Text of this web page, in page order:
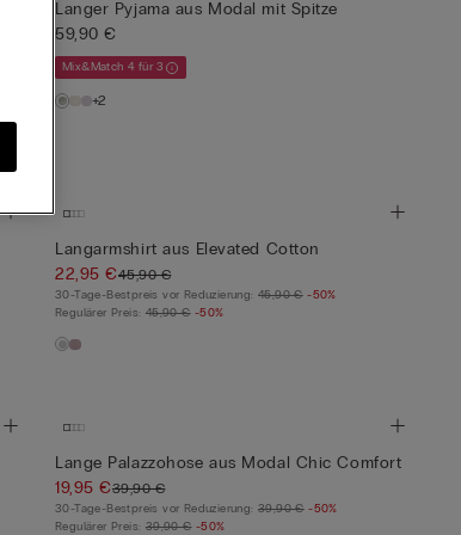
Langer Pyjama aus Modal mit Spitze
59,90 €
Mix&Match 4 für 3
+2
Langarmshirt aus Elevated Cotton
22,95 €45,90 €
30-Tage-Bestpreis vor Reduzierung: 45,90 € -50%
Regulärer Preis: 45,90 € -50%
Lange Palazzohose aus Modal Chic Comfort
19,95 €39,90 €
30-Tage-Bestpreis vor Reduzierung: 39,90 € -50%
Regulärer Preis: 39,90 € -50%